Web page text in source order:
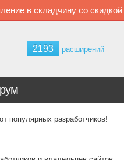
в складчину со скидкой
2193 расширений
популярных разработчиков!